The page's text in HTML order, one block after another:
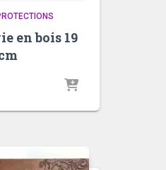
en bois 19